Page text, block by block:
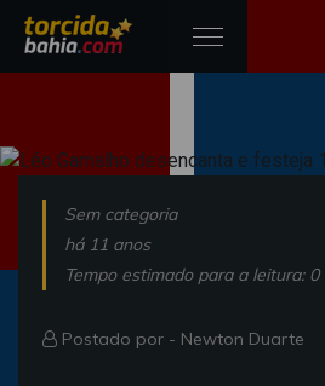
Sem categoria
há 11 anos
Tempo estimado para a leitura:
Postado por - Newton Duarte